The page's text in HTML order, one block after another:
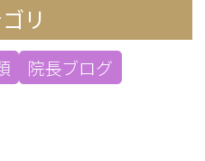
リ
院長ブログ